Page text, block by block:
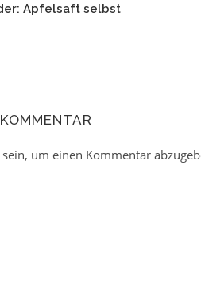
Apfelsaft selbst
um einen Kommentar